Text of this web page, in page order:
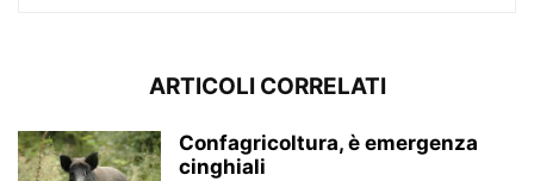
ARTICOLI CORRELATI
Confagricoltura, è emergenza
cinghiali